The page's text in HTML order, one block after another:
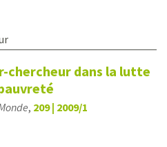
dans la lutte
, 209 | 2009/1